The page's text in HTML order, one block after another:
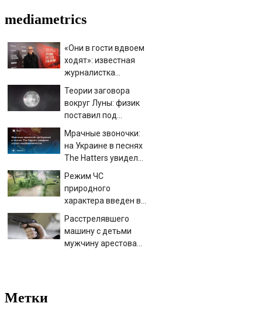
mediametrics
«Они в гости вдвоем
ходят»: известная
журналистка
Бондарчука и
Исаковой
Теории заговора
вокруг Луны: физик
поставил под
NASA
Мрачные звоночки:
на Украине в песнях
The Hatters увидели
нацбезопасности
Режим ЧС
природного
характера введен в
Расстрелявшего
машину с детьми
мужчину арестовали
Метки